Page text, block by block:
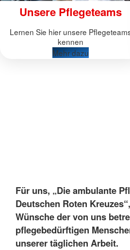
Unsere Pflegeteams
Lernen Sie hier unsere
kennen
Mehr dazu
Für uns, „Die ambulante
Deutschen Roten
Wünsche der von uns
pflegebedürftigen
unserer täglichen Arbeit.